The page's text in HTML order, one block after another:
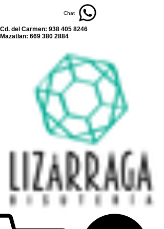
Chat
Cd. del Carmen: 938 405 8246
Mazatlan: 669 380 2884